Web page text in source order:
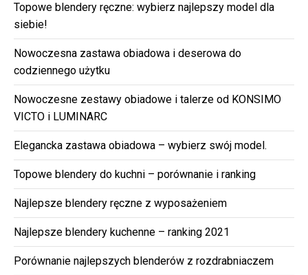
Topowe blendery ręczne: wybierz najlepszy model dla
siebie!
Nowoczesna zastawa obiadowa i deserowa do
codziennego użytku
Nowoczesne zestawy obiadowe i talerze od KONSIMO
VICTO i LUMINARC
Elegancka zastawa obiadowa – wybierz swój model.
Topowe blendery do kuchni – porównanie i ranking
Najlepsze blendery ręczne z wyposażeniem
Najlepsze blendery kuchenne – ranking 2021
Porównanie najlepszych blenderów z rozdrabniaczem